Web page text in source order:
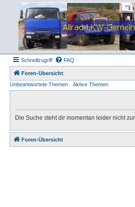
Schnellzugriff FAQ
Foren-Übersicht
Unbeantwortete Themen
Aktive Themen
Die Suche steht dir momentan leider nicht
Foren-Übersicht